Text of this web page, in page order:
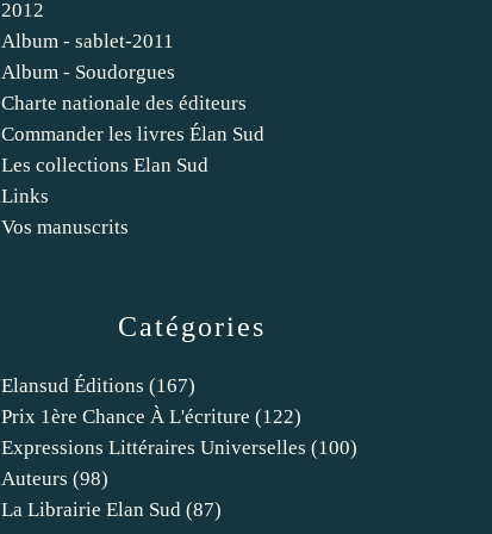
Catégories
Elansud Éditions (167)
Prix 1ère Chance À L'écriture (122)
Expressions Littéraires Universelles (100)
Auteurs (98)
La Librairie Elan Sud (87)
2012
Album - sablet-2011
Album - Soudorgues
Charte nationale des éditeurs
Commander les livres Élan Sud
Les collections Elan Sud
Links
Vos manuscrits